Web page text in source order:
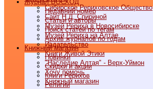
Сибирское Рериховское Общество
Сайт Н.Д. Спириной
Музей Рериха в Новосибирске
Музей Рериха на Алтае
Издательство
Книги Живой Этики
"Наследие Алтая" - Верх-Уймон
Хочу помочь
Книжный магазин
Журнал ВОСХОД
Недавний номер
Статьи и авторы
Поиск статей по тегам
Архив журналов по годам
Книжный магазин
Новинки
Скидки и акции
Книги Рерихов
Религии